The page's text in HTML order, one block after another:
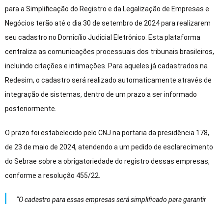
para a Simplificação do Registro e da Legalização de Empresas e
Negócios terão até o dia 30 de setembro de 2024 para realizarem
seu cadastro no Domicílio Judicial Eletrônico. Esta plataforma
centraliza as comunicações processuais dos tribunais brasileiros,
incluindo citações e intimações. Para aqueles já cadastrados na
Redesim, o cadastro será realizado automaticamente através de
integração de sistemas, dentro de um prazo a ser informado
posteriormente.
O prazo foi estabelecido pelo CNJ na portaria da presidência 178,
de 23 de maio de 2024, atendendo a um pedido de esclarecimento
do Sebrae sobre a obrigatoriedade do registro dessas empresas,
conforme a resolução 455/22.
“O cadastro para essas empresas será simplificado para garantir